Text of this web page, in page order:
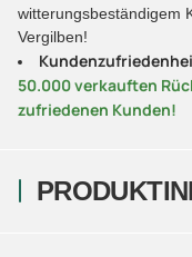
witterungsbeständigem
Vergilben!
50.000 verkauften
zufriedenen Kunden!